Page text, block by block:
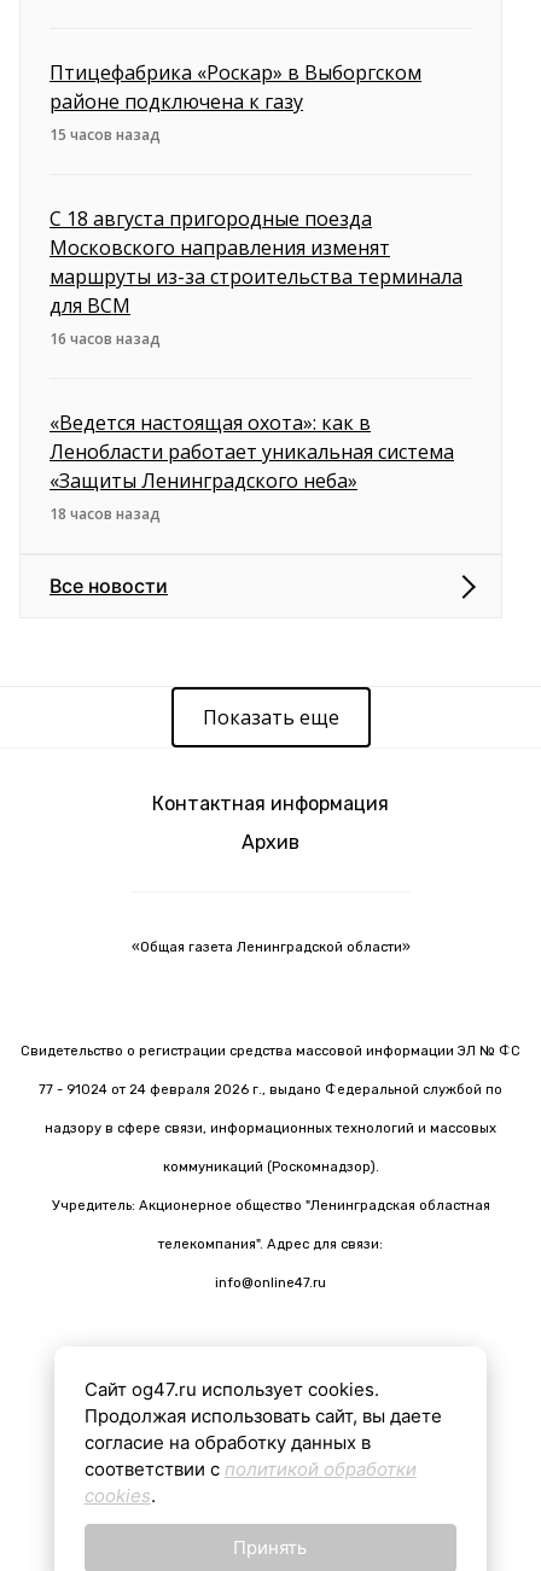
Птицефабрика «Роскар» в Выборгском
районе подключена к газу
15 часов назад
С 18 августа пригородные поезда
Московского направления изменят
маршруты из-за строительства терминала
для ВСМ
16 часов назад
«Ведется настоящая охота»: как в
Ленобласти работает уникальная система
«Защиты Ленинградского неба»
18 часов назад
Все новости
Показать еще
Контактная информация
Архив
«Общая газета Ленинградской области»
Свидетельство о регистрации средства массовой информации ЭЛ № ФС
77 - 91024 от 24 февраля 2026 г., выдано Федеральной службой по
надзору в сфере связи, информационных технологий и массовых
коммуникаций (Роскомнадзор).
Учредитель: Акционерное общество "Ленинградская областная
телекомпания". Адрес для связи:
info@online47.ru
Все материалы на сайте подготовлены с помощью ИИ
16+
Сайт og47.ru использует cookies.
Продолжая использовать сайт, вы даете
согласие на обработку данных в
соответствии с политикой обработки
cookies.
Принять